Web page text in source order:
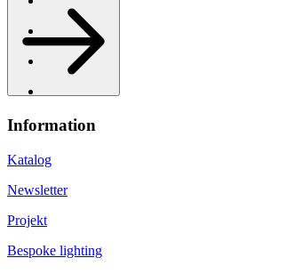
Information
Katalog
Newsletter
Projekt
Bespoke lighting